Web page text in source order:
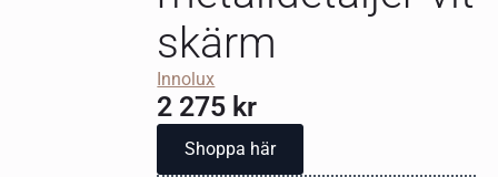
skärm
Innolux
2 275 kr
Shoppa här